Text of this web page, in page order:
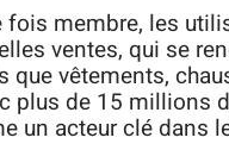
membre, les
ventes, qui se
vêtements,
plus de 15 millions
un acteur clé dans